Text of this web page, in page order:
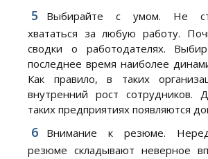
Выбирайте с умом. Не
хвататься за любую работу.
сводки о работодателях.
последнее время наиболее
Как правило, в таких
внутренний рост сотрудников.
таких предприятиях появляются
Внимание к резюме.
резюме складывают неверное